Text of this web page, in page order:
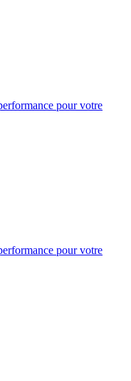
pour votre
pour votre